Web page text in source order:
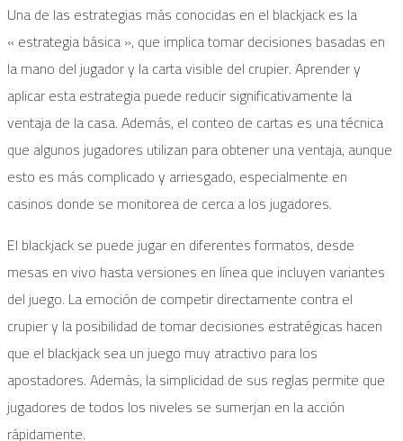
Una de las estrategias más conocidas en el blackjack es la
« estrategia básica », que implica tomar decisiones basadas en
la mano del jugador y la carta visible del crupier. Aprender y
aplicar esta estrategia puede reducir significativamente la
ventaja de la casa. Además, el conteo de cartas es una técnica
que algunos jugadores utilizan para obtener una ventaja, aunque
esto es más complicado y arriesgado, especialmente en
casinos donde se monitorea de cerca a los jugadores.
El blackjack se puede jugar en diferentes formatos, desde
mesas en vivo hasta versiones en línea que incluyen variantes
del juego. La emoción de competir directamente contra el
crupier y la posibilidad de tomar decisiones estratégicas hacen
que el blackjack sea un juego muy atractivo para los
apostadores. Además, la simplicidad de sus reglas permite que
jugadores de todos los niveles se sumerjan en la acción
rápidamente.